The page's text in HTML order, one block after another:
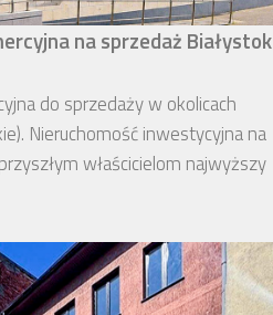
na sprzedaż Białystok
do sprzedaży w okolicach
Nieruchomość inwestycyjna na
właścicielom najwyższy